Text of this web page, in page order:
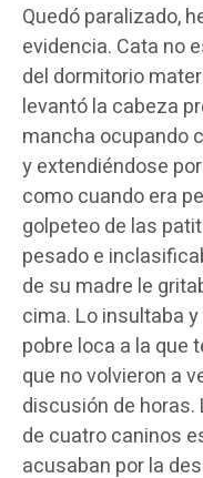
Quedó paralizado,
evidencia. Cata no
del dormitorio
levantó la cabeza
mancha ocupando
y extendiéndose
como cuando era
golpeteo de las
pesado e
de su madre le
cima. Lo insultaba
pobre loca a la que
que no volvieron a
discusión de
de cuatro caninos
acusaban por la